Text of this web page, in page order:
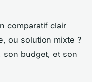
comparatif clair
ou solution mixte ?
son budget, et son